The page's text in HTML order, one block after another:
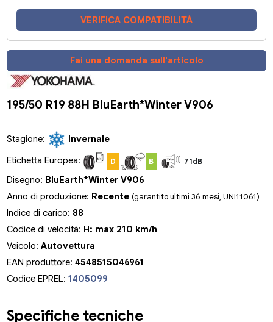
VERIFICA COMPATIBILITÀ
Fai una domanda sull'articolo
195/50 R19 88H BluEarth*Winter V906
Stagione:
Invernale
Etichetta Europea:
D B 71dB
Disegno: BluEarth*Winter V906
Anno di produzione: Recente(garantito ultimi 36 mesi, UNI11061)
Indice di carico: 88
Codice di velocità: H: max 210 km/h
Veicolo:Autovettura
EAN produttore:4548515046961
Codice EPREL:1405099
Specifiche tecniche